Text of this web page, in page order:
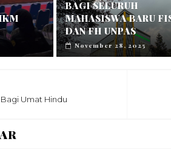
BAGI SELURUH
MAHASISWA BARU
DAN FH UNPAS
November 28, 2025
Umat Hindu